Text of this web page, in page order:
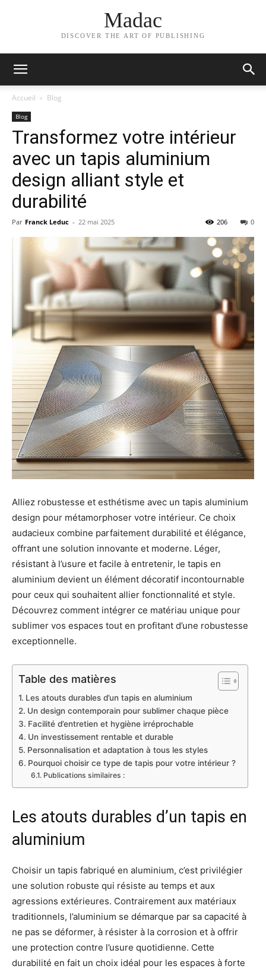
Madac
DISCOVER THE ART OF PUBLISHING
Accueil Blog
Blog
Transformez votre intérieur
avec un tapis aluminium
design alliant style et
durabilité
Par Franck Leduc - 22 mai 2025 0
206
Alliez robustesse et esthétisme avec un tapis aluminium
design pour métamorphoser votre intérieur. Ce choix
audacieux combine parfaitement durabilité et élégance,
offrant une solution innovante et moderne. Léger,
résistant à l’usure et facile à entretenir, le tapis en
aluminium devient un élément décoratif incontournable
pour ceux qui souhaitent allier fonctionnalité et style.
Découvrez comment intégrer ce matériau unique pour
sublimer vos espaces tout en profitant d’une robustesse
exceptionnelle.
Table des matières
Les atouts durables d’un tapis en aluminium
Un design contemporain pour sublimer chaque pièce
Facilité d’entretien et hygiène irréprochable
Un investissement rentable et durable
Personnalisation et adaptation à tous les styles
Pourquoi choisir ce type de tapis pour votre intérieur ?
Publications similaires :
Les atouts durables d’un tapis en
aluminium
Choisir un tapis fabriqué en aluminium, c’est privilégier
une solution robuste qui résiste au temps et aux
agressions extérieures. Contrairement aux matériaux
traditionnels, l’aluminium se démarque par sa capacité à
ne pas se déformer, à résister à la corrosion et à offrir
une protection contre l’usure quotidienne. Cette
durabilité en fait un choix idéal pour les espaces à forte